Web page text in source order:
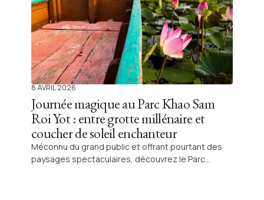
8 AVRIL 2026
Journée magique au Parc Khao Sam
Roi Yot : entre grotte millénaire et
coucher de soleil enchanteur
Méconnu du grand public et offrant pourtant des
paysages spectaculaires, découvrez le Parc